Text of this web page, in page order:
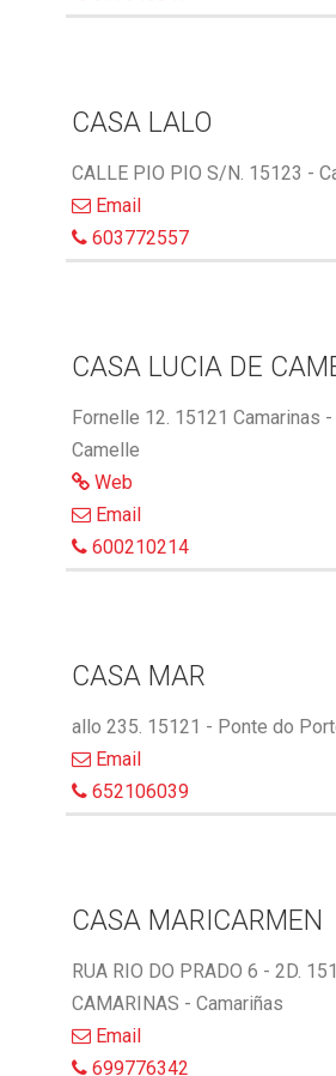
CASA LALO
CALLE PIO PIO S/N. 15123 -
Email
603772557
CASA LUCIA DE
Fornelle 12. 15121 Camarinas
Camelle
Web
Email
600210214
CASA MAR
allo 235. 15121 - Ponte do
Email
652106039
CASA MARICARMEN
RUA RIO DO PRADO 6 - 2D.
CAMARINAS - Camariñas
Email
699776342